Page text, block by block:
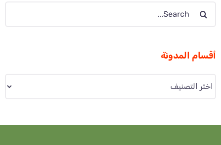
Search
أقسام المدونة
أقسام